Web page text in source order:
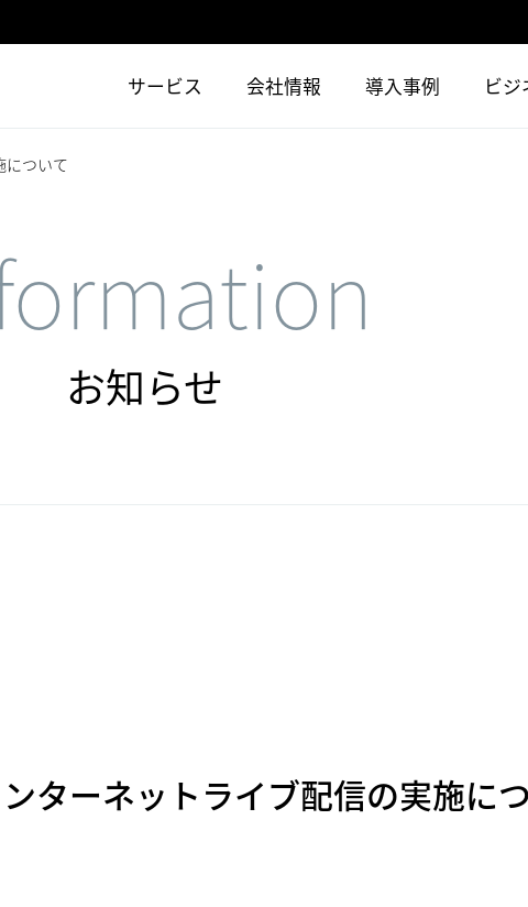
サービス 会社情報 導入事例 ビ
について
お知らせ
ターネットライブ配信の実施に